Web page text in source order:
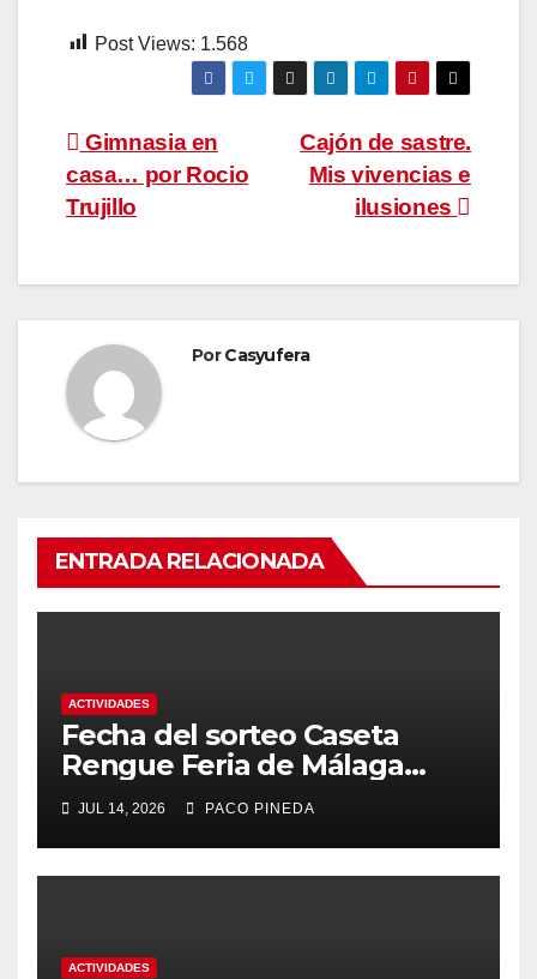
Post Views: 1.568
Navegación
de
Cajón de sastre.
Mis vivencias e
ilusiones
Gimnasia en
casa… por Rocio
Trujillo
PorCasyufera
ENTRADA RELACIONADA
ACTIVIDADES
Fecha del sorteo Caseta
Rengue Feria de Málaga
2026
JUL 14, 2026 PACO PINEDA
ACTIVIDADES